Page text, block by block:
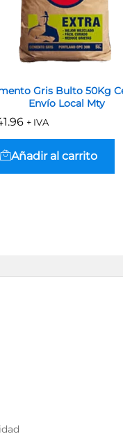
Gris Bulto 50Kg
Envío Local Mty
+ IVA
Añadir al carrito